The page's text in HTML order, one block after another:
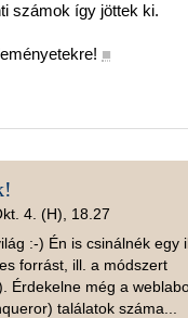
számok így jöttek ki.
■
4. (H), 18.27
:-) Én is csinálnék egy
forrást, ill. a módszert
Érdekelne még a
találatok száma...